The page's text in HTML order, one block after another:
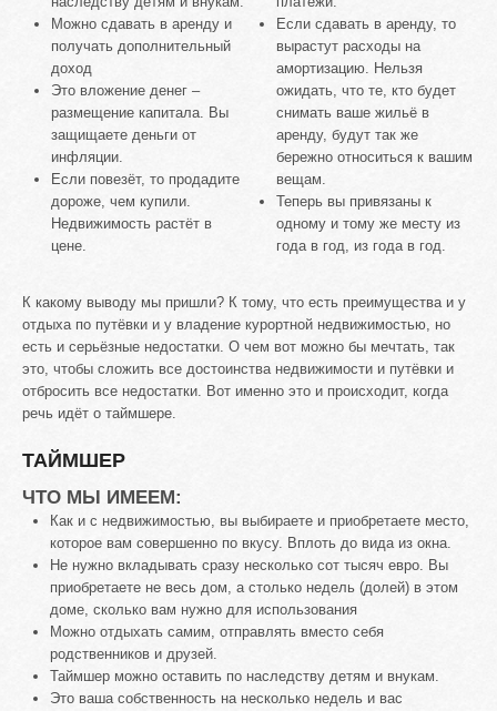
Можно сдавать в аренду и
получать дополнительный
доход
Это вложение денег –
размещение капитала. Вы
защищаете деньги от
инфляции.
Если повезёт, то продадите
дороже, чем купили.
Недвижимость растёт в
цене.
Если сдавать в аренду, то
вырастут расходы на
амортизацию. Нельзя
ожидать, что те, кто будет
снимать ваше жильё в
аренду, будут так же
бережно относиться к вашим
вещам.
Теперь вы привязаны к
одному и тому же месту из
года в год, из года в год.
К какому выводу мы пришли? К тому, что есть преимущества и у
отдыха по путёвки и у владение курортной недвижимостью, но
есть и серьёзные недостатки. О чем вот можно бы мечтать, так
это, чтобы сложить все достоинства недвижимости и путёвки и
отбросить все недостатки. Вот именно это и происходит, когда
речь идёт о таймшере.
ТАЙМШЕР
ЧТО МЫ ИМЕЕМ:
Как и с недвижимостью, вы выбираете и приобретаете место,
которое вам совершенно по вкусу. Вплоть до вида из окна.
Не нужно вкладывать сразу несколько сот тысяч евро. Вы
приобретаете не весь дом, а столько недель (долей) в этом
доме, сколько вам нужно для использования
Можно отдыхать самим, отправлять вместо себя
родственников и друзей.
Таймшер можно оставить по наследству детям и внукам.
Это ваша собственность на несколько недель и вас